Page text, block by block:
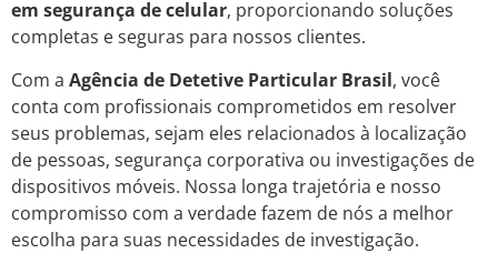
em segurança de celular, proporcionando soluções
completas e seguras para nossos clientes.
Com a Agência de Detetive Particular Brasil, você
conta com profissionais comprometidos em resolver
seus problemas, sejam eles relacionados à localização
de pessoas, segurança corporativa ou investigações de
dispositivos móveis. Nossa longa trajetória e nosso
compromisso com a verdade fazem de nós a melhor
escolha para suas necessidades de investigação.